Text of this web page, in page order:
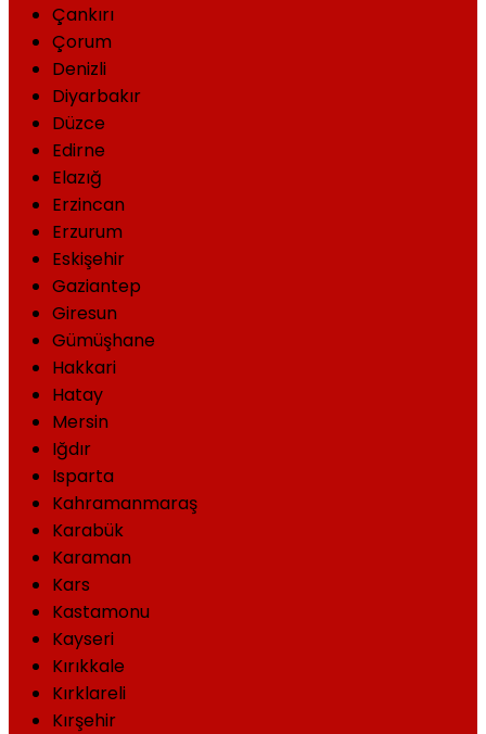
Çankırı
Çorum
Denizli
Diyarbakır
Düzce
Edirne
Elazığ
Erzincan
Erzurum
Eskişehir
Gaziantep
Giresun
Gümüşhane
Hakkari
Hatay
Mersin
Iğdır
Isparta
Kahramanmaraş
Karabük
Karaman
Kars
Kastamonu
Kayseri
Kırıkkale
Kırklareli
Kırşehir